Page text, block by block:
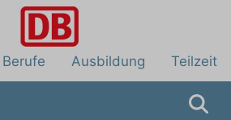
Berufe Ausbildung Teilzeit